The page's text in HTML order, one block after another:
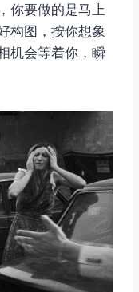
你要做的是马上
构图，按你想象
机会等着你，瞬